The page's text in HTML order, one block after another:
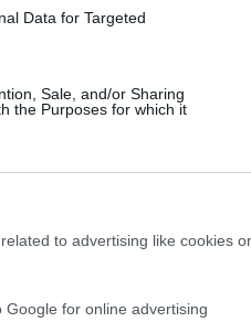
Data for Targeted
Sale, and/or Sharing
the Purposes for which it
to advertising like cookies
for online advertising
Mauro Baroni, hanno
danneggiato la vetrata
posto lo hanno trovato
ha opposto
negli uffici di polizia è
A 40°”